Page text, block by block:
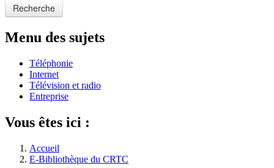
Recherche
Menu des sujets
Téléphonie
Internet
Télévision et radio
Entreprise
Vous êtes ici :
Accueil
E-Bibliothèque du CRTC